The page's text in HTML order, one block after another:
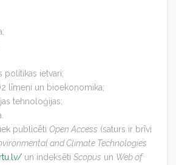
politikas ietvari;
līmeni un bioekonomika;
tehnoloģijas;
publicēti Open Access (saturs ir brīvi
and Climate Technologies
un indeksēti Scopus un Web of